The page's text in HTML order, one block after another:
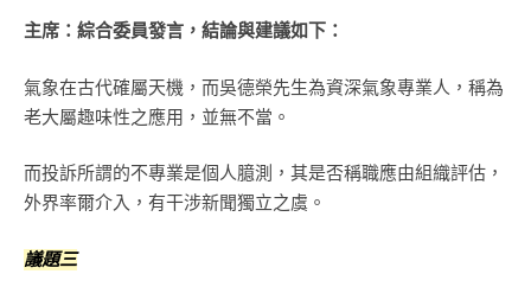
主席：綜合委員發言，結論與建議如下：
氣象在古代確屬天機，而吳德榮先生為資深氣象專業人，稱為
老大屬趣味性之應用，並無不當。
而投訴所謂的不專業是個人臆測，其是否稱職應由組織評估，
外界率爾介入，有干涉新聞獨立之虞。
議題三